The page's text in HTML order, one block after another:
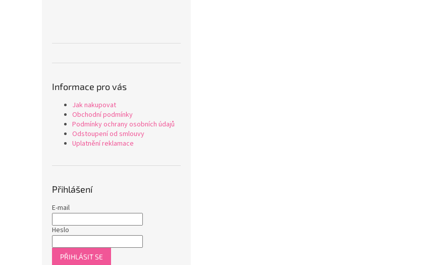
Informace pro vás
Jak nakupovat
Obchodní podmínky
Podmínky ochrany osobních údajů
Odstoupení od smlouvy
Uplatnění reklamace
Přihlášení
E-mail
Heslo
PŘIHLÁSIT SE